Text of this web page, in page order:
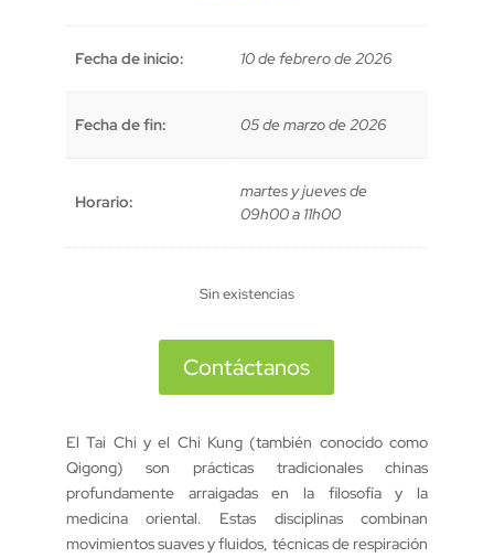
Fecha de inicio: 10 de febrero de 2026
Fecha de fin: 05 de marzo de 2026
Horario:
martes y jueves de
09h00 a 11h00
Sin existencias
Contáctanos
El Tai Chi y el Chi Kung (también conocido como
Qigong) son prácticas tradicionales chinas
profundamente arraigadas en la filosofía y la
medicina oriental. Estas disciplinas combinan
movimientos suaves y fluidos, técnicas de respiración